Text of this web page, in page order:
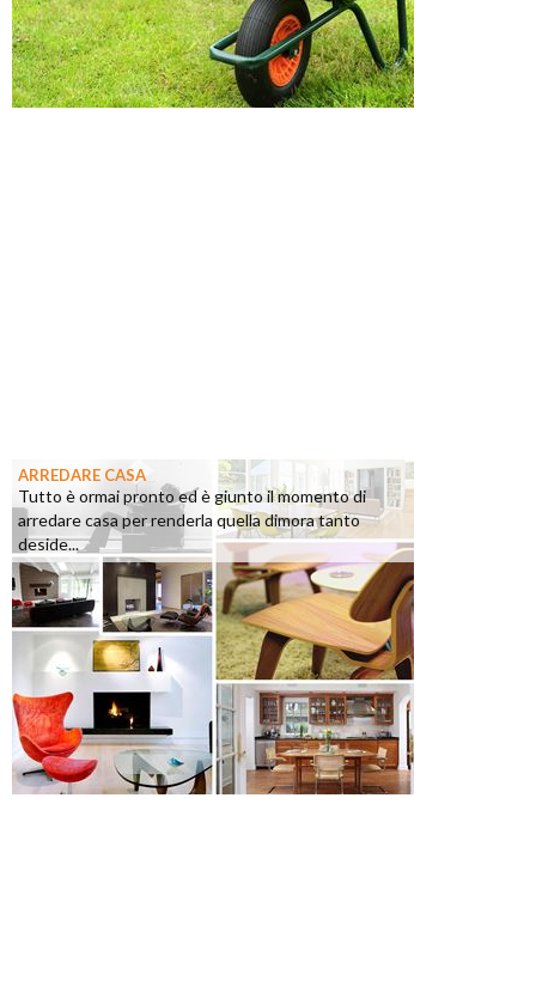
ARREDARE CASA
Tutto è ormai pronto ed è giunto il momento di
arredare casa per renderla quella dimora tanto
deside...